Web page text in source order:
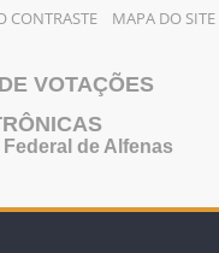
CONTRASTE MAPA DO SITE
VOTAÇÕES
de Alfenas